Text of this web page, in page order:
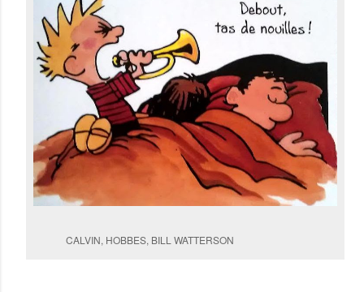
CALVIN, HOBBES, BILL WATTERSON